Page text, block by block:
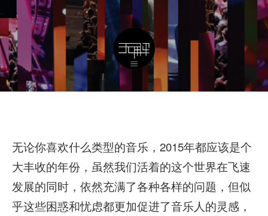
无论你喜欢什么类型的音乐，2015年都应该是个
大丰收的年份，虽然我们活着的这个世界在飞速
发展的同时，依然充满了各种各样的问题，但似
乎这些困惑和忧虑都更加促进了音乐人的灵感，